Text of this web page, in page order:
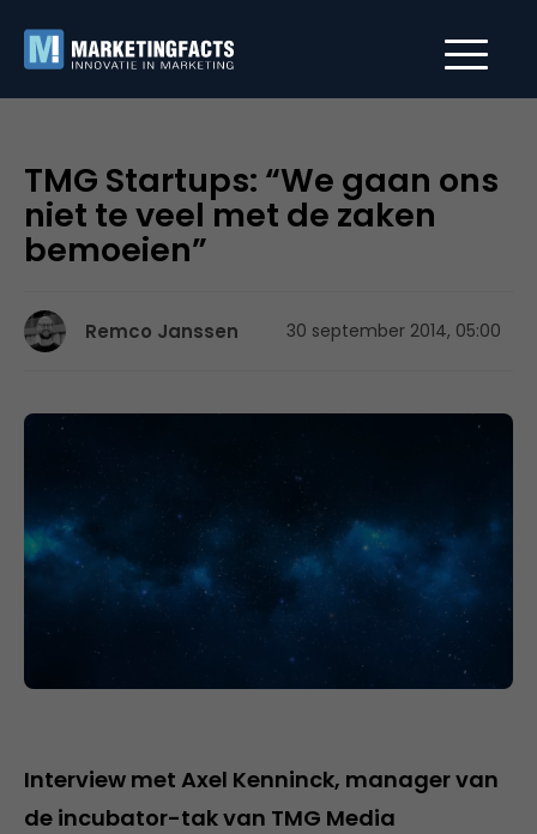
TMG Startups: “We gaan ons
niet te veel met de zaken
bemoeien”
Remco Janssen 30 september 2014, 05:00
Interview met Axel Kenninck, manager van
de incubator-tak van TMG Media